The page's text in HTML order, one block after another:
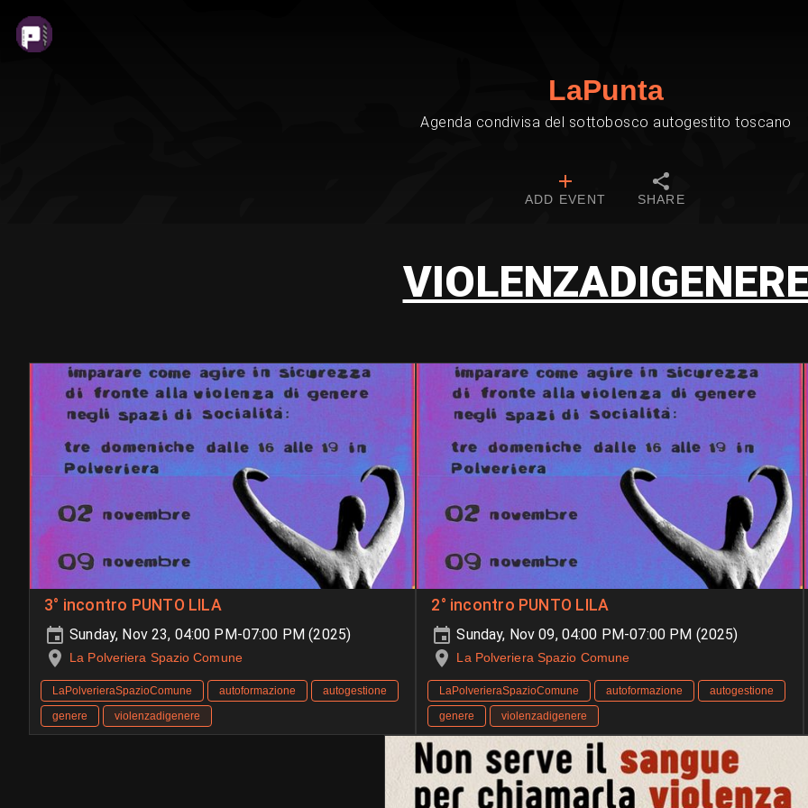
LaPunta
Agenda condivisa del sottobosco autogestito toscano
ADD EVENT SHARE
3° incontro PUNTO LILA
Sunday, Nov 23, 04:00 PM-07:00 PM (2025)
La Polveriera Spazio Comune
LaPolverieraSpazioComune autoformazione
autogestione
genere
violenzadigenere
2° incontro PUNTO LILA
Sunday, Nov 09, 04:00 PM-07:00 PM (2025)
La Polveriera Spazio Comune
LaPolverieraSpazioComune autoformazione
autogestione
genere
violenzadigenere